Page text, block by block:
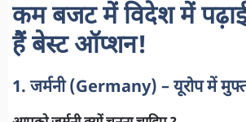
कम बजट में विदेश में
हैं बेस्ट ऑप्शन!
1. जर्मनी (Germany) – यूरोप में मुफ्त